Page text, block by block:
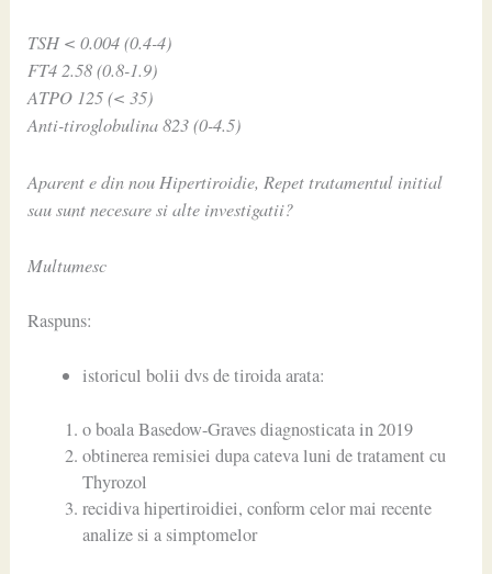
TSH < 0.004 (0.4-4)
FT4 2.58 (0.8-1.9)
ATPO 125 (< 35)
Anti-tiroglobulina 823 (0-4.5)
Aparent e din nou Hipertiroidie, Repet tratamentul initial
sau sunt necesare si alte investigatii?
Multumesc
Raspuns:
istoricul bolii dvs de tiroida arata:
o boala Basedow-Graves diagnosticata in 2019
obtinerea remisiei dupa cateva luni de tratament cu
Thyrozol
recidiva hipertiroidiei, conform celor mai recente
analize si a simptomelor